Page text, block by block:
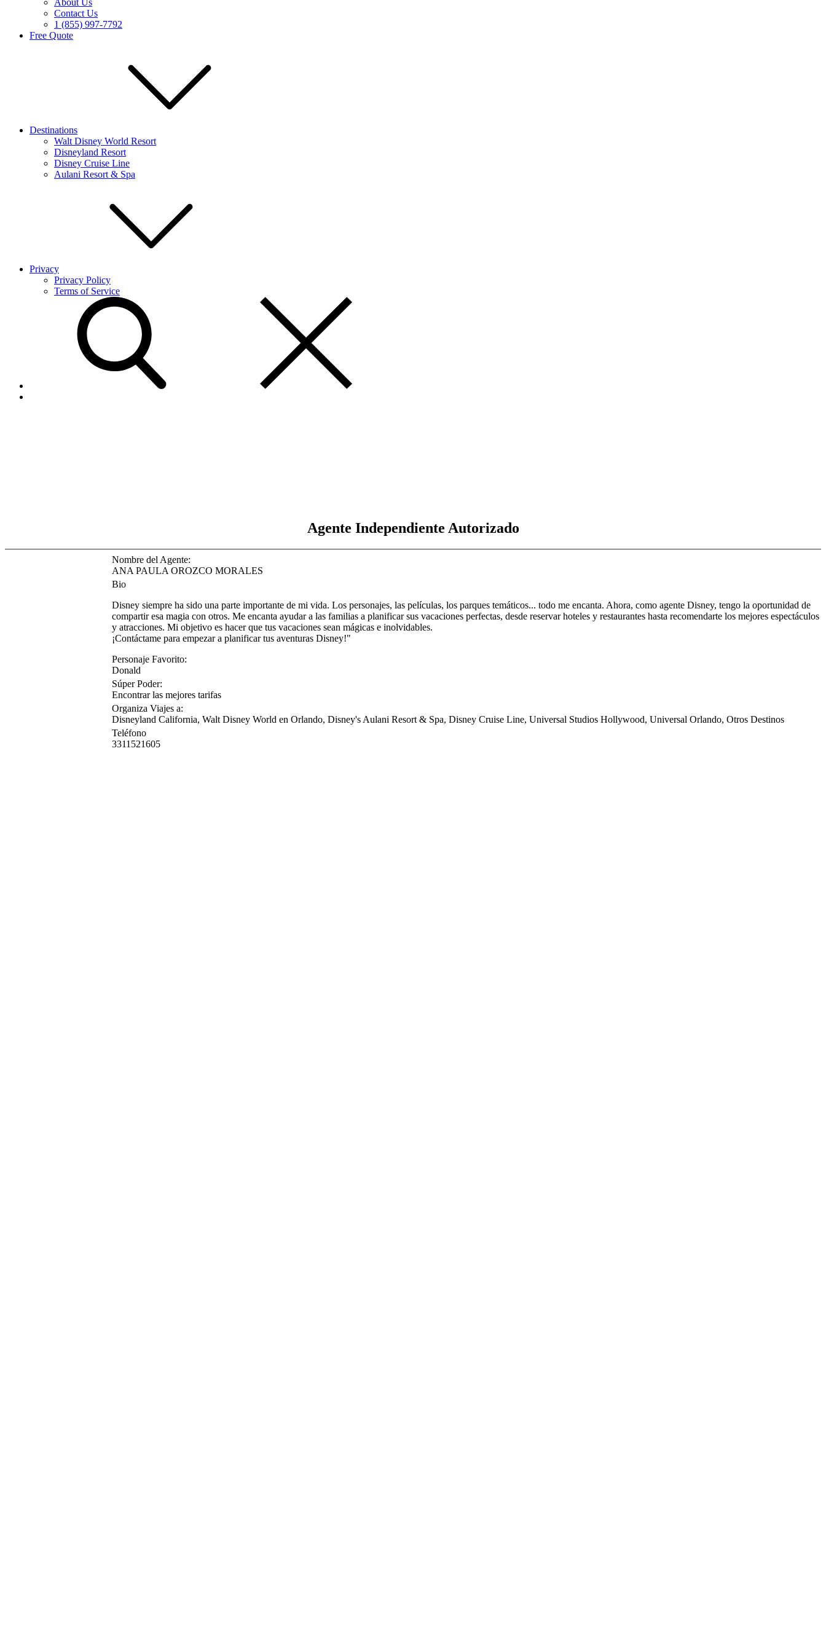
About Us
Contact Us
1 (855) 997-7792
Free Quote
Destinations
Walt Disney World Resort
Disneyland Resort
Disney Cruise Line
Aulani Resort & Spa
Privacy
Privacy Policy
Terms of Service
Agente Independiente Autorizado
Nombre del Agente:
ANA PAULA OROZCO MORALES
Bio
Disney siempre ha sido una parte importante de mi vida. Los personajes, las películas, los parques temáticos... todo me encanta. Ahora, como agente Disney, tengo la oportunidad de
compartir esa magia con otros. Me encanta ayudar a las familias a planificar sus vacaciones perfectas, desde reservar hoteles y restaurantes hasta recomendarte los mejores espectáculos
y atracciones. Mi objetivo es hacer que tus vacaciones sean mágicas e inolvidables.
¡Contáctame para empezar a planificar tus aventuras Disney!"
Personaje Favorito:
Donald
Súper Poder:
Encontrar las mejores tarifas
Organiza Viajes a:
Disneyland California, Walt Disney World en Orlando, Disney's Aulani Resort & Spa, Disney Cruise Line, Universal Studios Hollywood, Universal Orlando, Otros Destinos
Teléfono
3311521605